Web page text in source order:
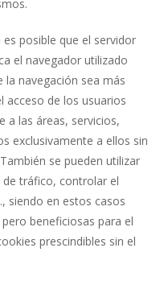
posible que el servidor
el navegador utilizado
la navegación sea más
acceso de los usuarios
a las áreas, servicios,
exclusivamente a ellos sin
se pueden utilizar
tráfico, controlar el
siendo en estos casos
beneficiosas para el
prescindibles sin el